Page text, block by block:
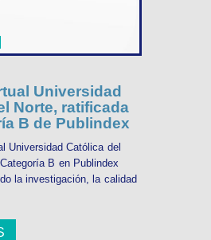
Universidad
Norte, ratificada
B de Publindex
Universidad Católica del
B en Publindex
la investigación, la calidad